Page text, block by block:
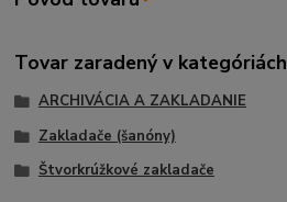
Tovar zaradený v kategóriách
ARCHIVÁCIA A ZAKLADANIE
Zakladače (šanóny)
Štvorkrúžkové zakladače